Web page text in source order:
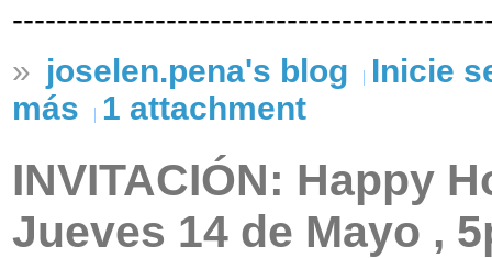
» joselen.pena's blog
Inicie
más
1 attachment
INVITACIÓN: Happy
Jueves 14 de Mayo ,